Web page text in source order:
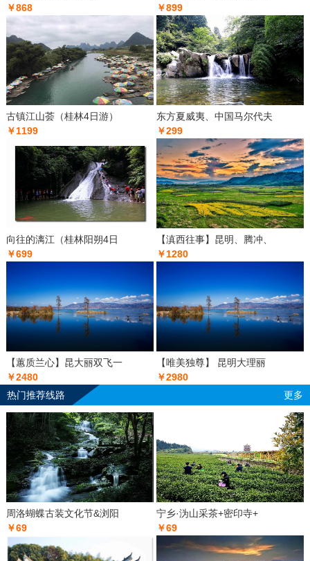
￥868
￥899
古镇江山荟（桂林4日游）
￥1199
东方夏威夷、中国马尔代夫
￥299
向往的漓江（桂林阳朔4日
￥699
【滇西往事】昆明、腾冲、
￥1280
【蕙质兰心】昆大丽双飞一
￥2480
【唯美独尊】 昆明大理丽
￥2980
热门推荐线路
更多
周洛蝴蝶古装文化节&浏阳
￥69
宁乡·沩山采茶+密印寺+
￥69